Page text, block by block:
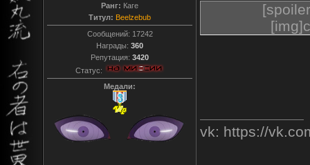
Ранг: Каге
Титул: Beelzebub
Сообщений: 17242
Награды: 360
Репутация: 3420
Статус:
Медали:
vk: https://